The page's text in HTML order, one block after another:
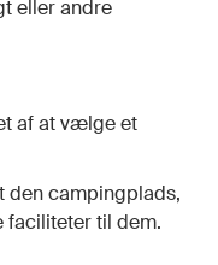
eller andre
af at vælge et
den campingplads,
faciliteter til dem.